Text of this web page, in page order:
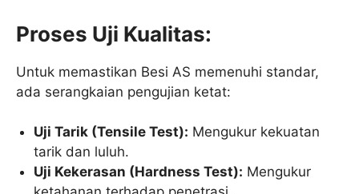
Proses Uji Kualitas:
Untuk memastikan Besi AS memenuhi standar,
ada serangkaian pengujian ketat:
Uji Tarik (Tensile Test): Mengukur kekuatan
tarik dan luluh.
Uji Kekerasan (Hardness Test): Mengukur